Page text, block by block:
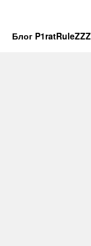
Блог P1ratRuleZZZ